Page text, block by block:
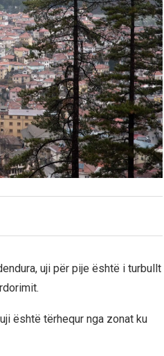
uji për pije është i turbullt
është tërhequr nga zonat ku